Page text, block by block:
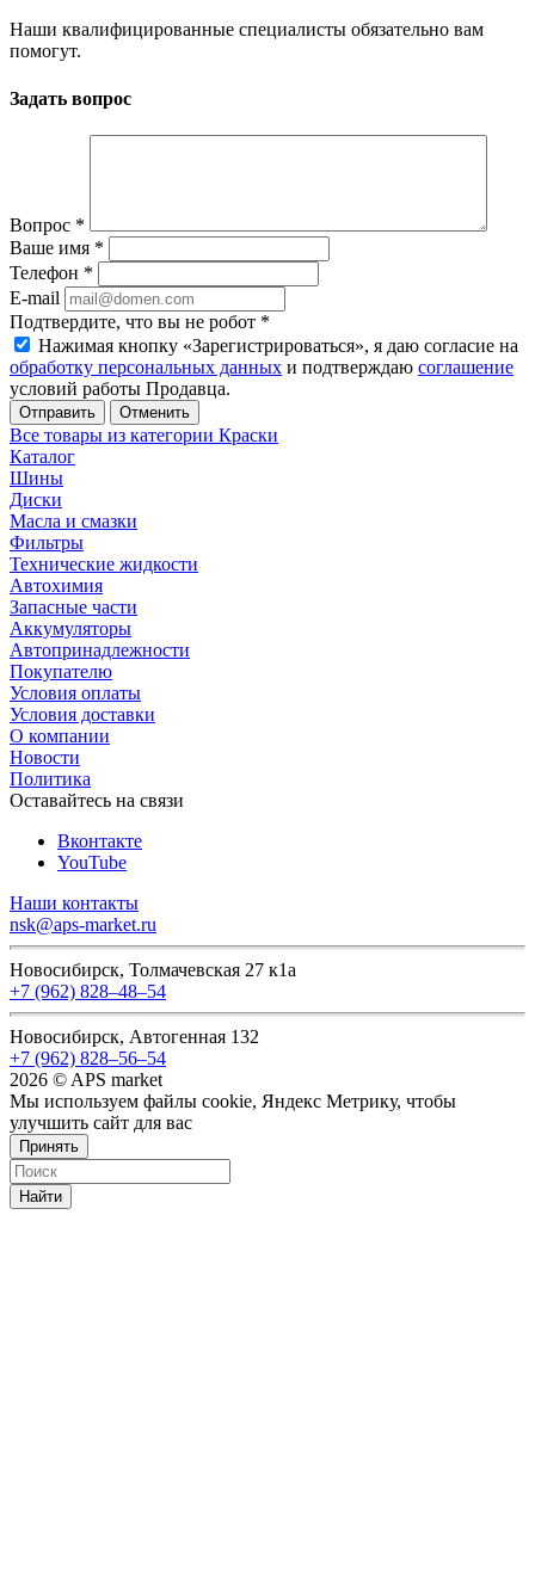
Наши квалифицированные специалисты обязательно вам
помогут.
Задать вопрос
Вопрос *
Ваше имя *
Телефон *
E-mail
Подтвердите, что вы не робот *
Нажимая кнопку «Зарегистрироваться», я даю согласие на
обработку персональных данных и подтверждаю соглашение
условий работы Продавца.
Отменить
Все товары из категории Краски
Каталог
Шины
Диски
Масла и смазки
Фильтры
Технические жидкости
Автохимия
Запасные части
Аккумуляторы
Автопринадлежности
Покупателю
Условия оплаты
Условия доставки
О компании
Новости
Политика
Оставайтесь на связи
Вконтакте
YouTube
Наши контакты
nsk@aps-market.ru
Новосибирск, Толмачевская 27 к1а
+7 (962) 828‒48‒54
Новосибирск, Автогенная 132
+7 (962) 828‒56‒54
2026 © APS market
Мы используем файлы cookie, Яндекс Метрику, чтобы
улучшить сайт для вас
Принять
Найти